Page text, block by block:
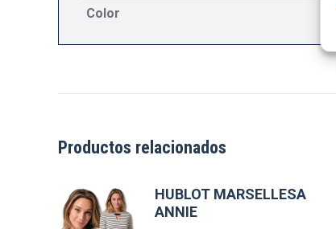
Color
Productos relacionados
HUBLOT MARSELLESA
ANNIE